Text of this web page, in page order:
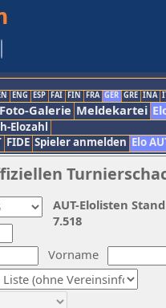
ENG ESP FAI FIN FRA GER GRE INA
Foto-Galerie Meldekartei
Elozahl
FIDE Spieler anmelden Elo
Vorname
AUT-Elolisten
7.518